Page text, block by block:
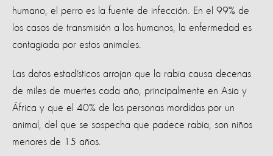
humano, el perro es la fuente de infección. En el 99% de
los casos de transmisión a los humanos, la enfermedad es
contagiada por estos animales.
Las datos estadísticos arrojan que la rabia causa decenas
de miles de muertes cada año, principalmente en Asia y
África y que el 40% de las personas mordidas por un
animal, del que se sospecha que padece rabia, son niños
menores de 15 años.